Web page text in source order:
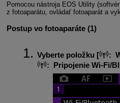
Pomocou nástroja EOS Utility
z fotoaparátu, ovládať fotoaparát a
Postup vo fotoaparáte (1)
Vyberte položku [ :
: Pripojenie Wi-Fi/